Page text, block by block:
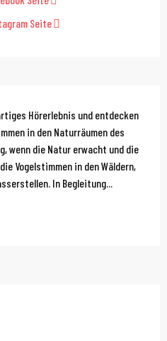
Seite
Hörerlebnis und entdecken
in den Naturräumen des
wenn die Natur erwacht und die
Vogelstimmen in den Wäldern,
In Begleitung...